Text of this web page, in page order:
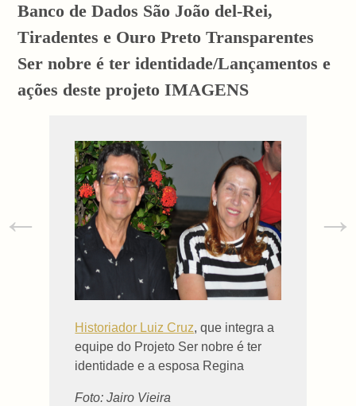
Banco de Dados São João del-Rei,
Tiradentes e Ouro Preto Transparentes
Ser nobre é ter identidade/Lançamentos e
ações deste projeto IMAGENS
Historiador Luiz Cruz, que integra a
equipe do Projeto Ser nobre é ter
identidade e a esposa Regina
Foto: Jairo Vieira
← →